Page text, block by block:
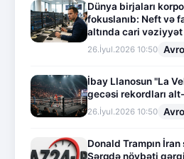
Dünya birjaları
fokuslanıb: Neft və
altında cari vəziyyət
26.İyul.2026 10:50
İbay Llanosun "La
gecəsi rekordları
26.İyul.2026 10:50
Donald Trampın
Şərqdə növbəti